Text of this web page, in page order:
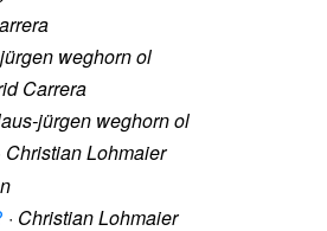
weghorn ol
Carrera
jürgen weghorn ol
Christian Lohmaier
· Christian Lohmaier